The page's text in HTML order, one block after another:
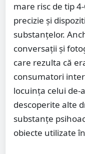
mare risc de tip
precizie și
substanțelor.
conversații și
care rezulta că
consumatori
locuința celui de-
descoperite alte
substanțe
obiecte utilizate